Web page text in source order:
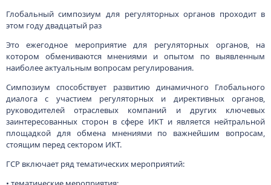
Глобальный симпозиум для регуляторных органов проходит в
этом году двадцатый раз
Это ежегодное мероприятие для регуляторных органов, на
котором обмениваются мнениями и опытом по выявленным
наиболее актуальным вопросам регулирования.
Симпозиум способствует развитию динамичного Глобального
диалога с участием регуляторных и директивных органов,
руководителей отраслевых компаний и других ключевых
заинтересованных сторон в сфере ИКТ и является нейтральной
площадкой для обмена мнениями по важнейшим вопросам,
стоящим перед сектором ИКТ.
ГСР включает ряд тематических мероприятий: